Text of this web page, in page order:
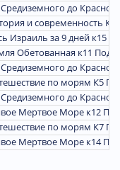
до
и современность К9
Израиль за 9 дней к15
Обетованная к11
до
по морям К5
до
Мертвое Море к12
по морям К7
Мертвое Море к14